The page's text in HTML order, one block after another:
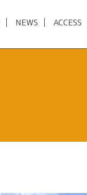
NEWS ACCESS